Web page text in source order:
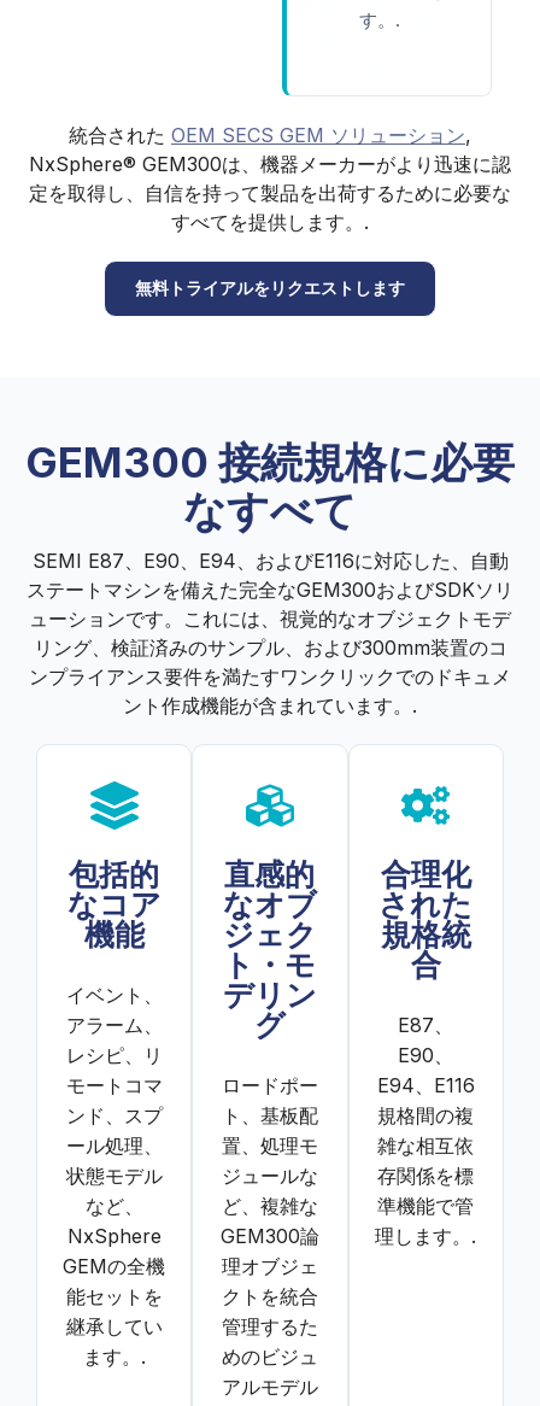
す。.
統合された OEM SECS GEM ソリューション,
NxSphere® GEM300は、機器メーカーがより迅速に認
定を取得し、自信を持って製品を出荷するために必要な
すべてを提供します。.
無料トライアルをリクエストします
GEM300 接続規格に必要
なすべて
SEMI E87、E90、E94、およびE116に対応した、自動
ステートマシンを備えた完全なGEM300およびSDKソリ
ューションです。これには、視覚的なオブジェクトモデ
リング、検証済みのサンプル、および300mm装置のコ
ンプライアンス要件を満たすワンクリックでのドキュメ
ント作成機能が含まれています。.
包括的
なコア
機能
イベント、
アラーム、
レシピ、リ
モートコマ
ンド、スプ
ール処理、
状態モデル
など、
NxSphere
GEMの全機
能セットを
継承してい
ます。.
直感的
なオブ
ジェク
ト・モ
デリン
グ
ロードポー
ト、基板配
置、処理モ
ジュールな
ど、複雑な
GEM300論
理オブジェ
クトを統合
管理するた
めのビジュ
アルモデル
合理化
された
規格統
合
E87、
E90、
E94、E116
規格間の複
雑な相互依
存関係を標
準機能で管
理します。.